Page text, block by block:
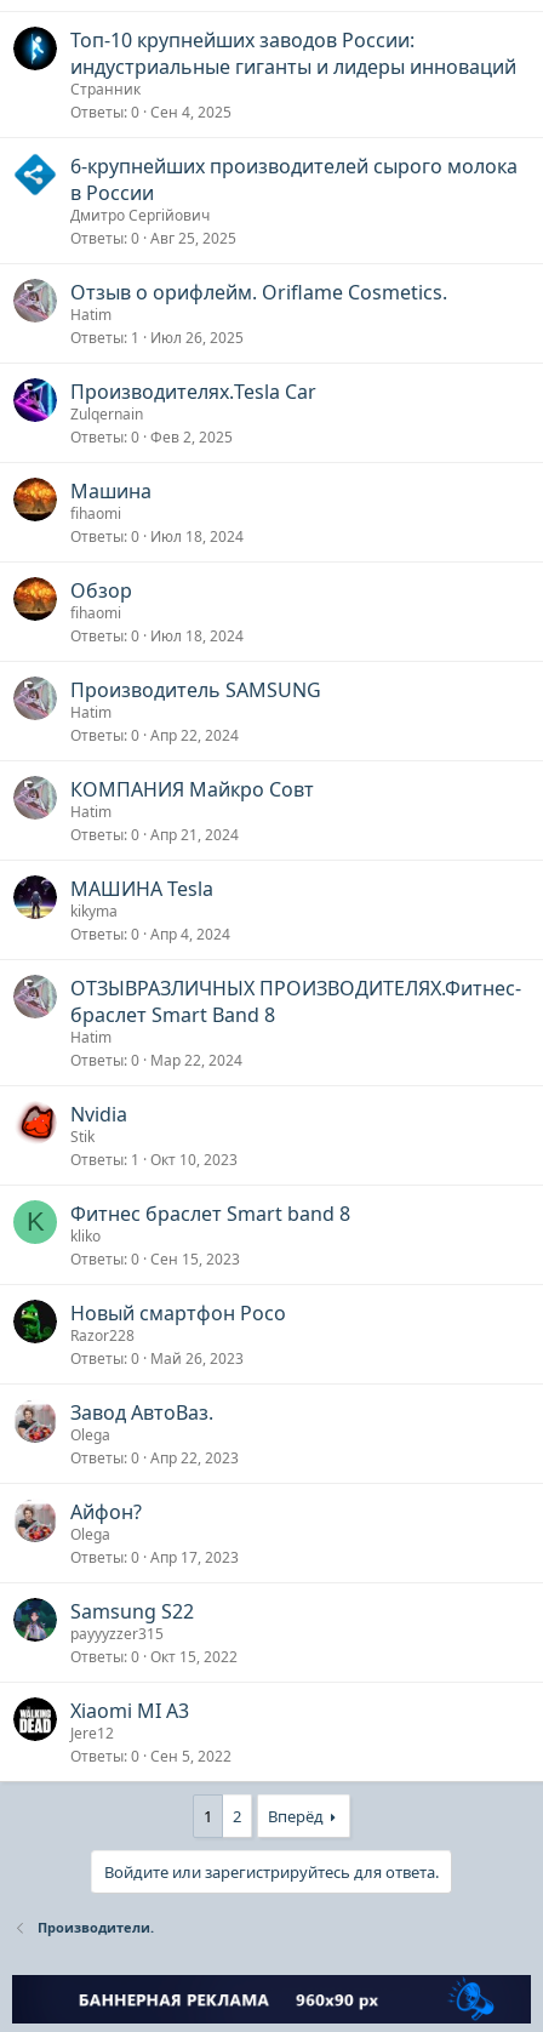
Топ-10 крупнейших заводов России:
индустриальные гиганты и лидеры инноваций
Странник
Ответы 0 Сен 4, 2025
6-крупнейших производителей сырого молока
в России
Дмитро Сергійович
Ответы 0 Авг 25, 2025
Отзыв о орифлейм. Oriflame Cosmetics.
Hatim
Ответы 1 Июл 26, 2025
Производителях.Tesla Car
Zulqernain
Ответы 0 Фев 2, 2025
Машина
fihaomi
Ответы 0 Июл 18, 2024
Обзор
fihaomi
Ответы 0 Июл 18, 2024
Производитель SAMSUNG
Hatim
Ответы 0 Апр 22, 2024
КОМПАНИЯ Майкро Совт
Hatim
Ответы 0 Апр 21, 2024
МАШИНА Tesla
kikyma
Ответы 0 Апр 4, 2024
ОТЗЫВРАЗЛИЧНЫХ ПРОИЗВОДИТЕЛЯХ.Фитнес-
браслет Smart Band 8
Hatim
Ответы 0 Мар 22, 2024
Nvidia
Stik
Ответы 1 Окт 10, 2023
K Фитнес браслет Smart band 8
kliko
Ответы 0 Сен 15, 2023
Новый смартфон Poco
Razor228
Ответы 0 Май 26, 2023
Завод АвтоВаз.
Olega
Ответы 0 Апр 22, 2023
Айфон?
Olega
Ответы 0 Апр 17, 2023
Samsung S22
payyyzzer315
Ответы 0 Окт 15, 2022
Xiaomi MI A3
Jere12
Ответы 0 Сен 5, 2022
1 2 Вперёд
Войдите или зарегистрируйтесь для ответа.
Производители.